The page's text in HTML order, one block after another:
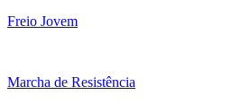
Freio Jovem
Marcha de Resistência